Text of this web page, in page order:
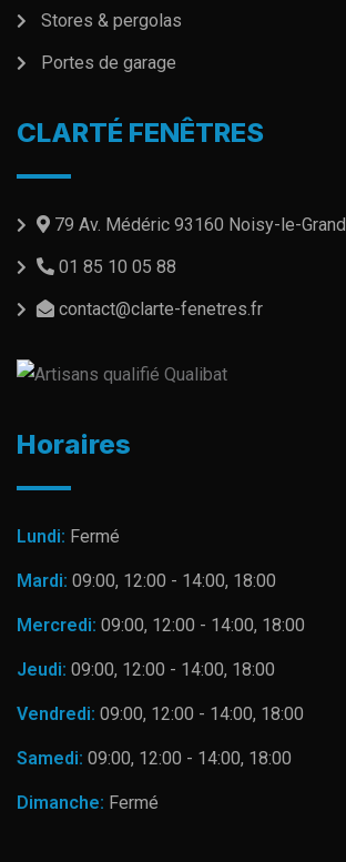
Stores & pergolas
Portes de garage
CLARTÉ FENÊTRES
79 Av. Médéric 93160 Noisy-le-Grand
01 85 10 05 88
contact@clarte-fenetres.fr
Horaires
Lundi: Fermé
Mardi: 09:00, 12:00 - 14:00, 18:00
Mercredi: 09:00, 12:00 - 14:00, 18:00
Jeudi: 09:00, 12:00 - 14:00, 18:00
Vendredi: 09:00, 12:00 - 14:00, 18:00
Samedi: 09:00, 12:00 - 14:00, 18:00
Dimanche: Fermé